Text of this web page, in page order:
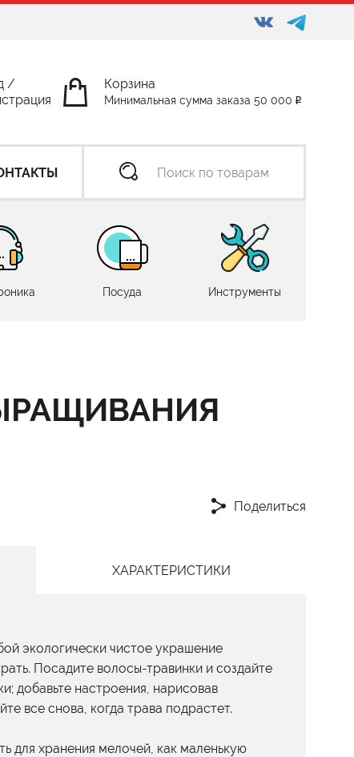
/
Корзина
Минимальная сумма заказа 50 000
Посуда Инструменты
Поделиться
ХАРАКТЕРИСТИКИ
экологически чистое украшение
Посадите волосы-травинки и создайте
добавьте настроения, нарисовав
все снова, когда трава подрастет.
для хранения мелочей, как маленькую